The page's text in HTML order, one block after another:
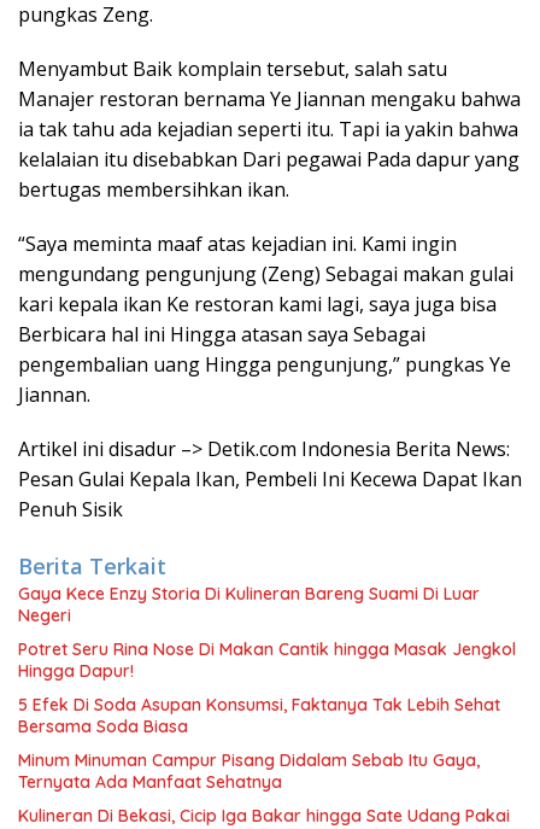
pungkas Zeng.
Menyambut Baik komplain tersebut, salah satu
Manajer restoran bernama Ye Jiannan mengaku bahwa
ia tak tahu ada kejadian seperti itu. Tapi ia yakin bahwa
kelalaian itu disebabkan Dari pegawai Pada dapur yang
bertugas membersihkan ikan.
“Saya meminta maaf atas kejadian ini. Kami ingin
mengundang pengunjung (Zeng) Sebagai makan gulai
kari kepala ikan Ke restoran kami lagi, saya juga bisa
Berbicara hal ini Hingga atasan saya Sebagai
pengembalian uang Hingga pengunjung,” pungkas Ye
Jiannan.
Artikel ini disadur –> Detik.com Indonesia Berita News:
Pesan Gulai Kepala Ikan, Pembeli Ini Kecewa Dapat Ikan
Penuh Sisik
Berita Terkait
Gaya Kece Enzy Storia Di Kulineran Bareng Suami Di Luar
Negeri
Potret Seru Rina Nose Di Makan Cantik hingga Masak Jengkol
Hingga Dapur!
5 Efek Di Soda Asupan Konsumsi, Faktanya Tak Lebih Sehat
Bersama Soda Biasa
Minum Minuman Campur Pisang Didalam Sebab Itu Gaya,
Ternyata Ada Manfaat Sehatnya
Kulineran Di Bekasi, Cicip Iga Bakar hingga Sate Udang Pakai